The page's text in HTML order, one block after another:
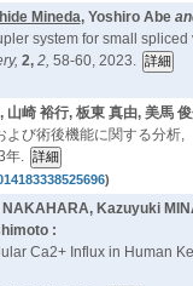
Mineda, Yoshiro Abe
system for small spliced
2, 2, 58-60, 2023.
山崎 裕行, 板東 真由, 美馬
よび術後機能に関する分析,
年.
)
Kazuyuki
:
Ca2+ Influx in Human